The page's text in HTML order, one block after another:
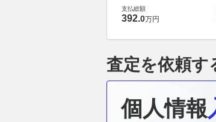
ーボ
支払総額
392.0万円
査定を依頼す
個人情報